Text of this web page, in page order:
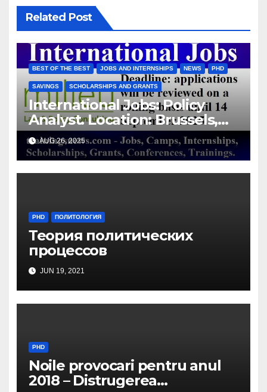
Related Post
BEST OF THE BEST JOBS AND INTERNSHIPS NEWS PHD
SAVINGS SCHOLARSHIPS AND GRANTS
International Jobs: Policy
Analyst. Location: Brussels,
Belgium/ Milieu Consulting
SRL
AUG 26, 2025
PHD ПОЛИТОЛОГИЯ
Теория политических
процессов
JUN 19, 2021
PHD
Noile provocari pentru anul
2018 – Distrugerea